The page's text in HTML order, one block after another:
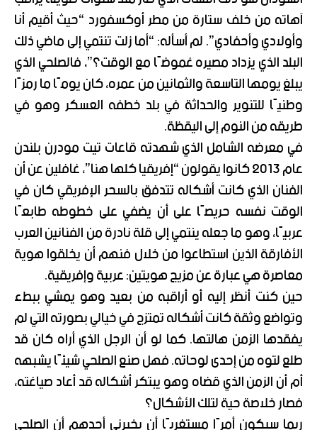
آهاته من خلف ستارة من مطر أوكسفورد “حيث أقيم أنا
وأولادي وأحفادي”. لم أسأله: “أما زلت تنتمي إلى ماضي ذلك
البلد الذي يزداد مصيره غموضًا مع الوقت؟”، فالصلحي الذي
يبلغ يومها التاسعة والثمانين من عمره، كان يومًا ما رمزًا
وطنيًا للتنوير والحداثة في بلد خطفه العسكر وهو في
طريقه من النوم إلى اليقظة.
في معرضه الشامل الذي شهدته قاعات تيت مودرن بلندن
عام 2013 كانوا يقولون “إفريقيا كلها هنا”، غافلين عن أن
الفنان الذي كانت أشكاله تتدفق بالسحر الإفريقي كان في
الوقت نفسه حريصًا على أن يضفي على خطوطه طابعًا
عربيًا، وهو ما جعله ينتمي إلى قلة نادرة من الفنانين العرب
الأفارقة الذين استطاعوا من خلال فنهم أن يخلقوا هوية
معاصرة هي عبارة عن مزيج هويتين: عربية وإفريقية.
حين كنت أنظر إليه أو أراقبه من بعيد وهو يمشي ببطء
وتواضع وثقة كانت أشكاله تمتزج في خيالي بصورته التي لم
يفقدها الزمن هالتها. كما لو أن الرجل الذي أراه كان قد
طلع لتوه من إحدى لوحاته. فهل صنع الصلحي شيئًا يشبهه
أم أن الزمن الذي قضاه وهو يبتكر أشكاله قد أعاد صياغته،
فصار خلاصة حية لتلك الأشكال؟